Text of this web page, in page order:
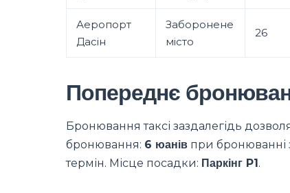
Аеропорт
Дасін
Заборонене
місто
26
Попереднє
Бронювання таксі заздалегідь
бронювання: 6 юанів при бронюванні
термін. Місце посадки: Паркінг P1.